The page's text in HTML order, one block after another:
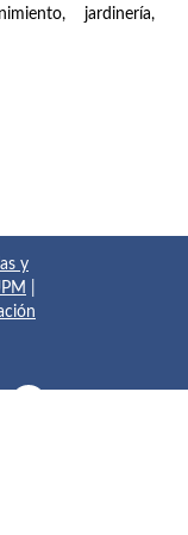
jardinería,
y